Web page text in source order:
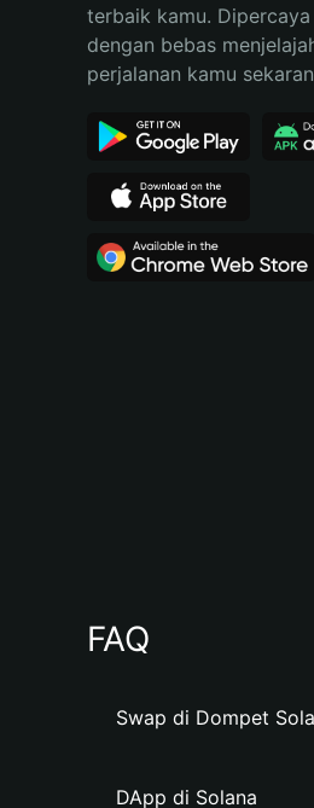
Español (Argentina)
terbaik kamu.
dengan bebas
perjalanan kamu
FAQ
Swap di Dompet
DApp di Solana